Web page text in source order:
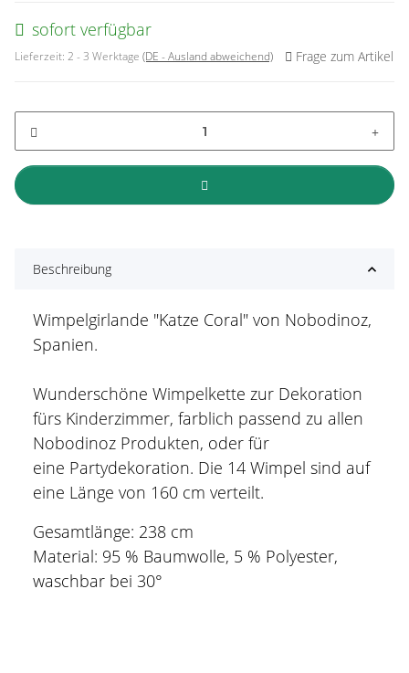
sofort verfügbar
Lieferzeit: 2 - 3 Werktage (DE - Ausland abweichend) Frage zum Artikel
Beschreibung
Wimpelgirlande "Katze Coral" von Nobodinoz,
Spanien.
Wunderschöne Wimpelkette zur Dekoration
fürs Kinderzimmer, farblich passend zu allen
Nobodinoz Produkten, oder für
eine Partydekoration. Die 14 Wimpel sind auf
eine Länge von 160 cm verteilt.
Gesamtlänge: 238 cm
Material: 95 % Baumwolle, 5 % Polyester,
waschbar bei 30°